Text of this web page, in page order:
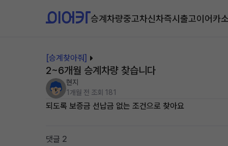
승계차량중고차신차즉시출고이어카
[승계찾아줘]
2~6개월 승계차량 찾습니다
현지
1개월 전 조회 181
되도록 보증금 선납금 없는 조건으로 찾아요
댓글 2